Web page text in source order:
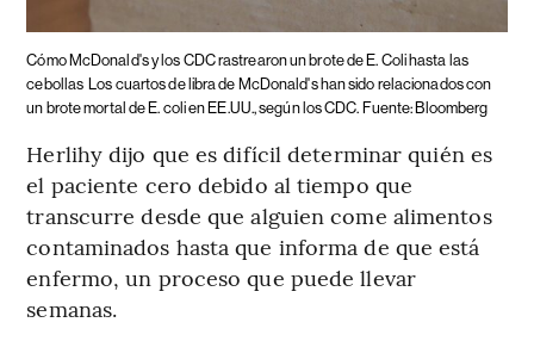
Cómo McDonald's y los CDC rastrearon un brote de E. Coli hasta las
cebollas Los cuartos de libra de McDonald's han sido relacionados con
un brote mortal de E. coli en EE.UU., según los CDC. Fuente: Bloomberg
Herlihy dijo que es difícil determinar quién es
el paciente cero debido al tiempo que
transcurre desde que alguien come alimentos
contaminados hasta que informa de que está
enfermo, un proceso que puede llevar
semanas.